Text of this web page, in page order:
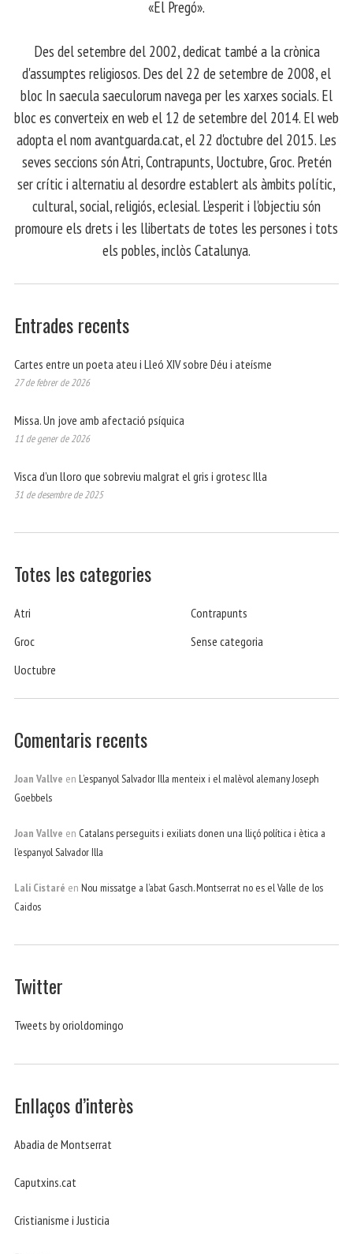
«El Pregó».
​ Des del setembre del 2002, dedicat també a la crònica
d'assumptes religiosos. Des del 22 de setembre de 2008, el
bloc In saecula saeculorum navega per les xarxes socials. El
bloc es converteix en web el 12 de setembre del 2014. El web
adopta el nom avantguarda.cat, el 22 d'octubre del 2015. Les
seves seccions són Atri, Contrapunts, Uoctubre, Groc. Pretén
ser crític i alternatiu al desordre establert als àmbits polític,
cultural, social, religiós, eclesial. L'esperit i l'objectiu són
promoure els drets i les llibertats de totes les persones i tots
els pobles, inclòs Catalunya.
Entrades recents
Cartes entre un poeta ateu i Lleó XIV sobre Déu i ateísme
27 de febrer de 2026
Missa. Un jove amb afectació psíquica
11 de gener de 2026
Visca d’un lloro que sobreviu malgrat el gris i grotesc Illa
31 de desembre de 2025
Totes les categories
Atri
Contrapunts
Groc
Sense categoria
Uoctubre
Comentaris recents
Joan Vallve en L’espanyol Salvador Illa menteix i el malèvol alemany Joseph
Goebbels
Joan Vallve en Catalans perseguits i exiliats donen una lliçó política i ètica a
l’espanyol Salvador Illa
Lali Cistaré en Nou missatge a l’abat Gasch. Montserrat no es el Valle de los
Caidos
Twitter
Tweets by orioldomingo
Enllaços d’interès
Abadia de Montserrat
Caputxins.cat
Cristianisme i Justicia